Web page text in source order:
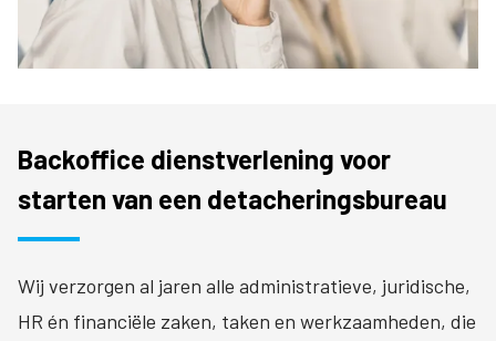
Backoffice dienstverlening voor
starten van een detacheringsbureau
Wij verzorgen al jaren alle administratieve, juridische,
HR én financiële zaken, taken en werkzaamheden, die